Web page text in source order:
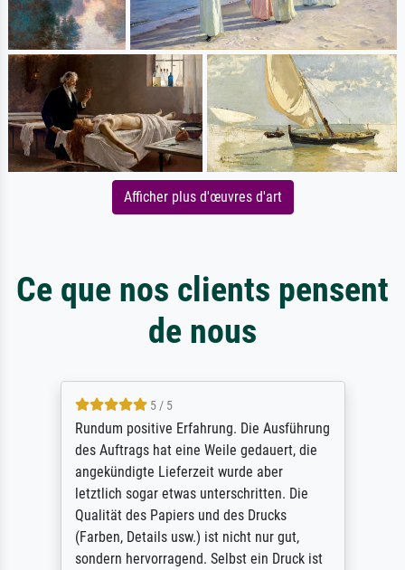
Afficher plus d'œuvres d'art
Ce que nos clients pensent
de nous
5 / 5
Rundum positive Erfahrung. Die Ausführung
des Auftrags hat eine Weile gedauert, die
angekündigte Lieferzeit wurde aber
letztlich sogar etwas unterschritten. Die
Qualität des Papiers und des Drucks
(Farben, Details usw.) ist nicht nur gut,
sondern hervorragend. Selbst ein Druck ist